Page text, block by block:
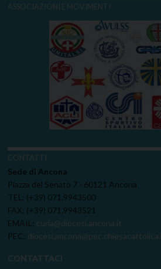
ASSOCIAZIONI E MOVIMENTI
CONTATTI
Sede di Ancona
Piazza del Senato 7 - 60121 Ancona
TEL: (+39) 071.9943500
FAX: (+39) 071.9943521
EMAIL: curia@diocesi.ancona.it
PEC:
CONTATTACI